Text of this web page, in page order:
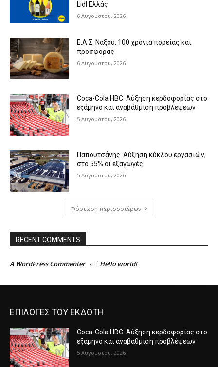
Lidl Ελλάς
6 Αυγούστου, 2026
Ε.Α.Σ. Νάξου: 100 χρόνια πορείας και
προσφοράς
6 Αυγούστου, 2026
Coca-Cola HBC: Αύξηση κερδοφορίας στο
εξάμηνο και αναβάθμιση προβλέψεων
5 Αυγούστου, 2026
Παπουτσάνης: Αύξηση κύκλου εργασιών,
στο 55% οι εξαγωγές
5 Αυγούστου, 2026
Φόρτωση περισσοτέρων
RECENT COMMENTS
A WordPress Commenter επί Hello world!
ΕΠΙΛΟΓΕΣ ΤΟΥ ΕΚΔΟΤΗ
Coca-Cola HBC: Αύξηση κερδοφορίας στο
εξάμηνο και αναβάθμιση προβλέψεων
5 Αυγούστου, 2026